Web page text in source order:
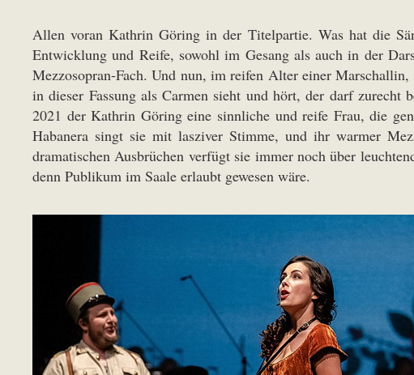
Allen voran Kathrin Göring in der Titelpartie. Was hat die
Entwicklung und Reife, sowohl im Gesang als auch in der
Mezzosopran-Fach. Und nun, im reifen Alter einer
in dieser Fassung als Carmen sieht und hört, der darf
2021 der Kathrin Göring eine sinnliche und reife Frau, die
Habanera singt sie mit lasziver Stimme, und ihr warmer
dramatischen Ausbrüchen verfügt sie immer noch über
denn Publikum im Saale erlaubt gewesen wäre.